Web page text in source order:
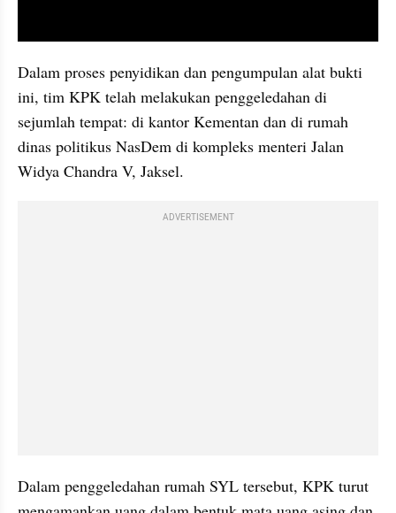
Dalam proses penyidikan dan pengumpulan alat bukti
ini, tim KPK telah melakukan penggeledahan di
sejumlah tempat: di kantor Kementan dan di rumah
dinas politikus NasDem di kompleks menteri Jalan
Widya Chandra V, Jaksel.
ADVERTISEMENT
Dalam penggeledahan rumah SYL tersebut, KPK turut